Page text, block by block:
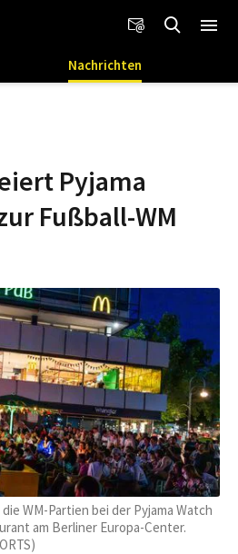
Nachrichten
Pyjama
Fußball-WM
WM-Partien bei der Pyjama Watch
am Berliner Europa-Center.